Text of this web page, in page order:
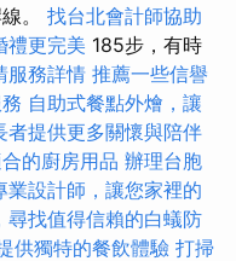
。 找台北會計師協助
禮更完美 185步，有時
服務詳情 推薦一些信譽
自助式餐點外燴，讓
者提供更多關懷與陪伴
的廚房用品 辦理台胞
業設計師，讓您家裡的
尋找值得信賴的白蟻防
供獨特的餐飲體驗 打掃